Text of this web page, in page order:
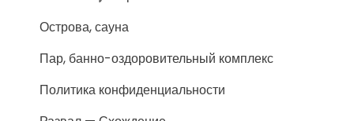
Острова, сауна
Пар, банно-оздоровительный комплекс
Политика конфиденциальности